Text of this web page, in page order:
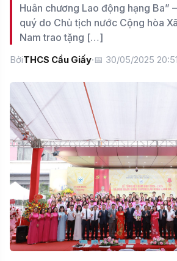
Huân chương Lao động hạng Ba”
quý do Chủ tịch nước Cộng hòa
Nam trao tặng […]
BởiTHCS Cầu Giấy·📅 30/05/2025 20:51